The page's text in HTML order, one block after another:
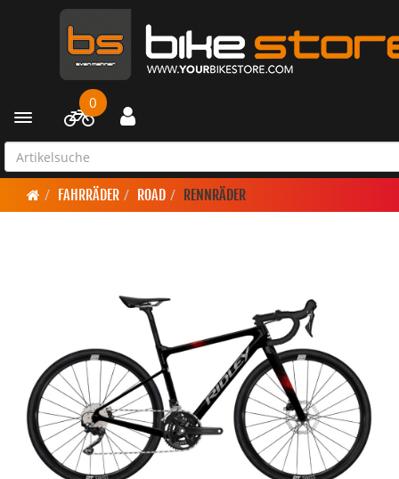
Toggle navigation
0
FAHRRÄDER ROAD RENNRÄDER